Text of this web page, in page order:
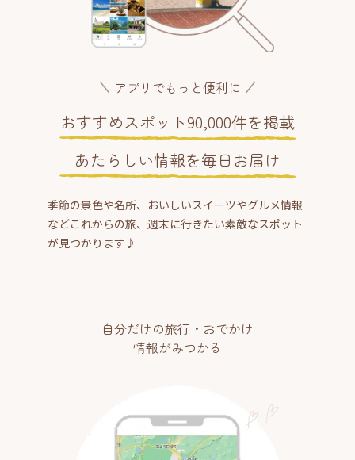
アプリでもっと便利に
おすすめスポット90,000件を掲載
あたらしい情報を毎日お届け
季節の景色や名所、おいしいスイーツやグルメ情報
などこれからの旅、週末に行きたい素敵なスポット
が見つかります♪
自分だけの旅行・おでかけ
情報がみつかる